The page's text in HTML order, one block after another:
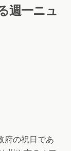
週一ニュ
府の祝日であ